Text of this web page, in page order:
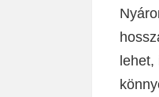
lehet,